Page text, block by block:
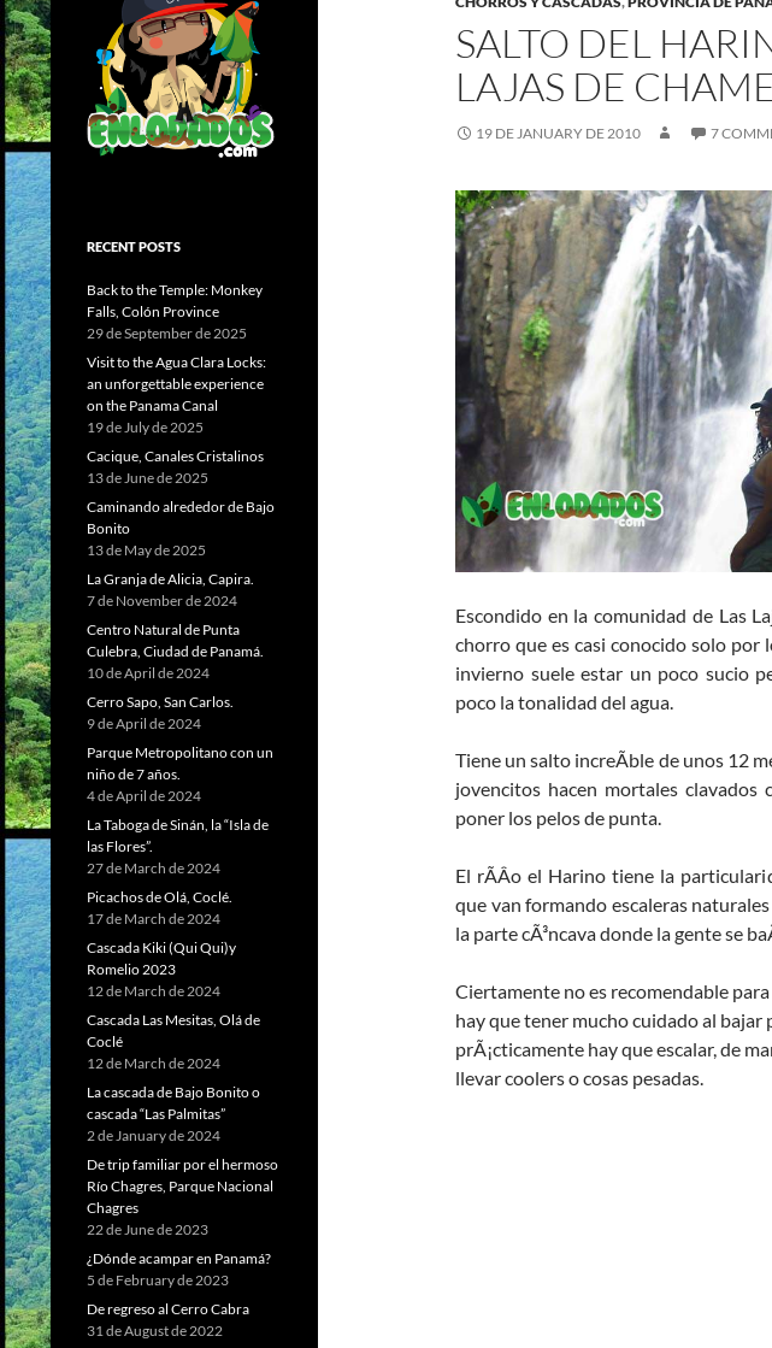
SALTO DEL
LAJAS DE
19 DE JANUARY DE 2010 7
Escondido en la comunidad de Las
chorro que es casi conocido solo por
invierno suele estar un poco sucio
poco la tonalidad del agua.
Tiene un salto increÃ­ble de unos 12
jovencitos hacen mortales
poner los pelos de punta.
El rÃ­Â­o el Harino tiene la
que van formando escaleras
la parte cÃ³ncava donde la gente se
Ciertamente no es recomendable
hay que tener mucho cuidado al bajar
prÃ¡cticamente hay que escalar, de
llevar coolers o cosas pesadas.
RECENT POSTS
Back to the Temple: Monkey
Falls, Colón Province
29 de September de 2025
Visit to the Agua Clara Locks:
an unforgettable experience
on the Panama Canal
19 de July de 2025
Cacique, Canales Cristalinos
13 de June de 2025
Caminando alrededor de Bajo
Bonito
13 de May de 2025
La Granja de Alicia, Capira.
7 de November de 2024
Centro Natural de Punta
Culebra, Ciudad de Panamá.
10 de April de 2024
Cerro Sapo, San Carlos.
9 de April de 2024
Parque Metropolitano con un
niño de 7 años.
4 de April de 2024
La Taboga de Sinán, la “Isla de
las Flores”.
27 de March de 2024
Picachos de Olá, Coclé.
17 de March de 2024
Cascada Kiki (Qui Qui)y
Romelio 2023
12 de March de 2024
Cascada Las Mesitas, Olá de
Coclé
12 de March de 2024
La cascada de Bajo Bonito o
cascada “Las Palmitas”
2 de January de 2024
De trip familiar por el hermoso
Río Chagres, Parque Nacional
Chagres
22 de June de 2023
¿Dónde acampar en Panamá?
5 de February de 2023
De regreso al Cerro Cabra
31 de August de 2022